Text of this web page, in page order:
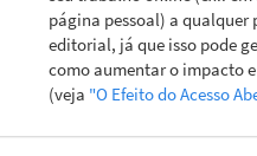
página pessoal) a qualquer
editorial, já que isso pode
como aumentar o impacto
(veja "O Efeito do Acesso